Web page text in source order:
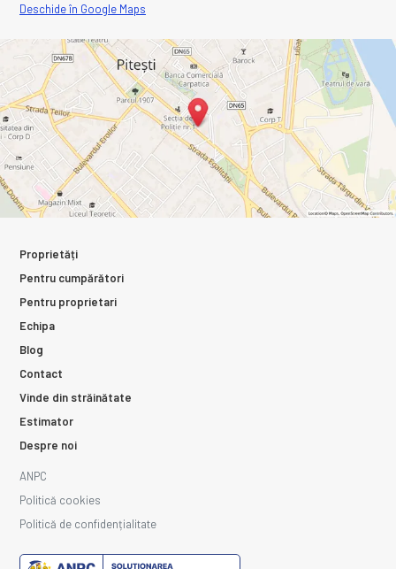
Deschide în Google Maps
Proprietăți
Pentru cumpărători
Pentru proprietari
Echipa
Blog
Contact
Vinde din străinătate
Estimator
Despre noi
ANPC
Politică cookies
Politică de confidențialitate